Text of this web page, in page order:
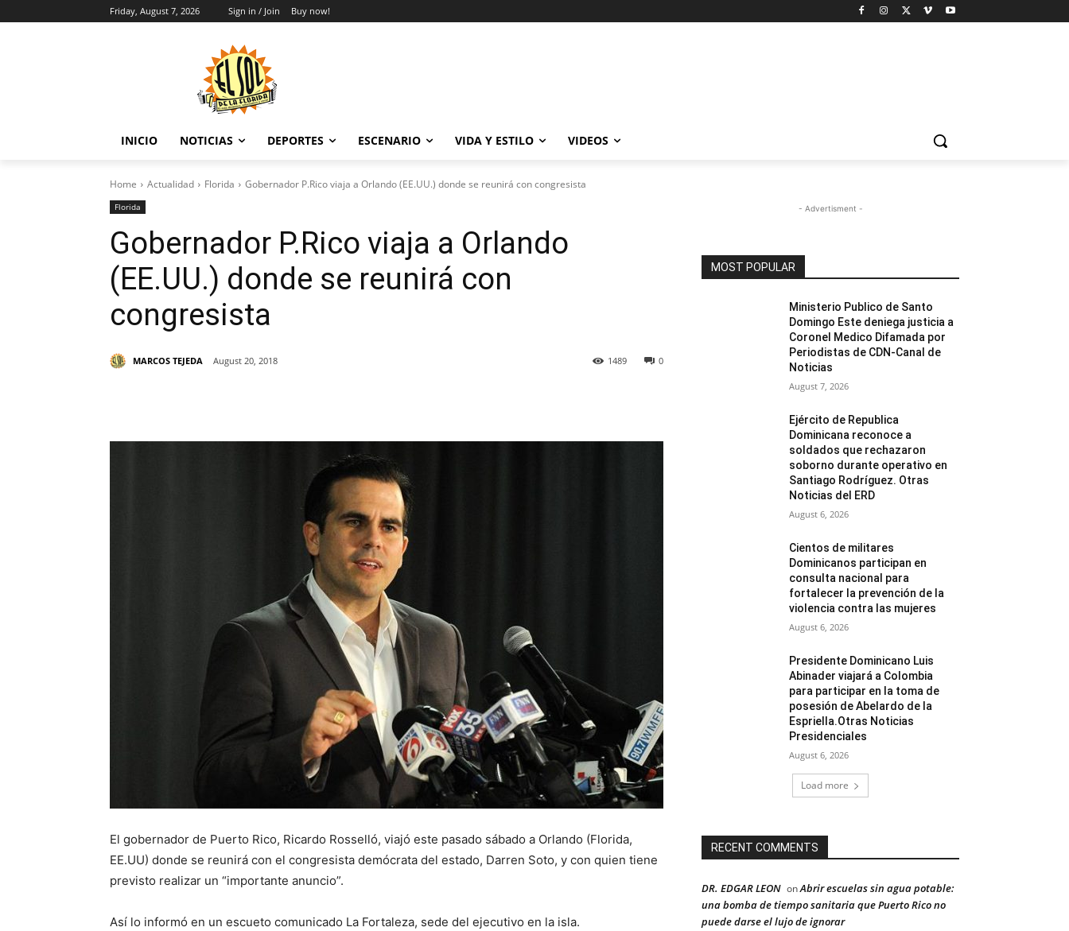
Friday, August 7, 2026 Sign in / Join Buy now!
INICIO NOTICIAS DEPORTES ESCENARIO VIDA Y ESTILO VIDEOS
Home Actualidad Florida Gobernador P.Rico viaja a Orlando (EE.UU.) donde se reunirá con congresista
Florida
Gobernador P.Rico viaja a Orlando
(EE.UU.) donde se reunirá con
congresista
MARCOS TEJEDA August 20, 2018 0
1489
El gobernador de Puerto Rico, Ricardo Rosselló, viajó este pasado sábado a Orlando (Florida,
EE.UU) donde se reunirá con el congresista demócrata del estado, Darren Soto, y con quien tiene
previsto realizar un “importante anuncio”.
Así lo informó en un escueto comunicado La Fortaleza, sede del ejecutivo en la isla.
- Advertisment -
MOST POPULAR
Ministerio Publico de Santo
Domingo Este deniega justicia a
Coronel Medico Difamada por
Periodistas de CDN-Canal de
Noticias
August 7, 2026
Ejército de Republica
Dominicana reconoce a
soldados que rechazaron
soborno durante operativo en
Santiago Rodríguez. Otras
Noticias del ERD
August 6, 2026
Cientos de militares
Dominicanos participan en
consulta nacional para
fortalecer la prevención de la
violencia contra las mujeres
August 6, 2026
Presidente Dominicano Luis
Abinader viajará a Colombia
para participar en la toma de
posesión de Abelardo de la
Espriella.Otras Noticias
Presidenciales
August 6, 2026
Load more
RECENT COMMENTS
DR. EDGAR LEON onAbrir escuelas sin agua potable:
una bomba de tiempo sanitaria que Puerto Rico no
puede darse el lujo de ignorar